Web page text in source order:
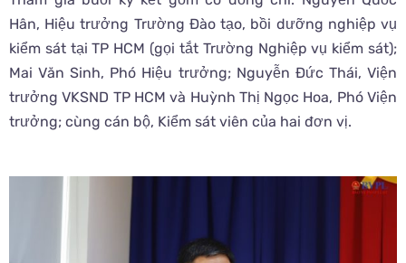
Hân, Hiệu trưởng Trường Đào tạo, bồi dưỡng nghiệp vụ
kiểm sát tại TP HCM (gọi tắt Trường Nghiệp vụ kiểm sát);
Mai Văn Sinh, Phó Hiệu trưởng; Nguyễn Đức Thái, Viện
trưởng VKSND TP HCM và Huỳnh Thị Ngọc Hoa, Phó Viện
trưởng; cùng cán bộ, Kiểm sát viên của hai đơn vị.